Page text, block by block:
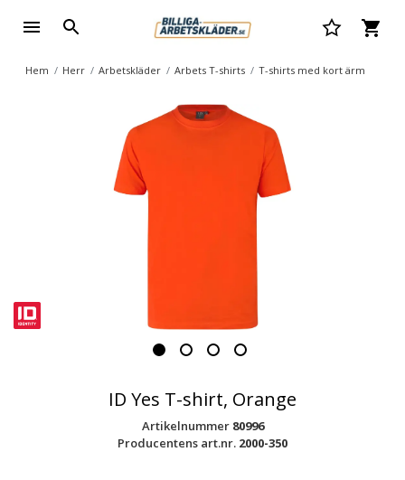
Hem Herr Arbetskläder Arbets T-shirts T-shirts med kort ärm
ID Yes T-shirt, Orange
Artikelnummer 80996
Producentens art.nr. 2000-350